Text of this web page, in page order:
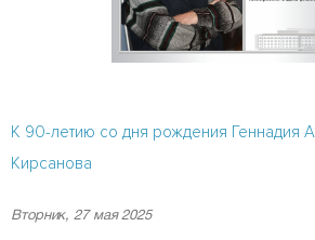
К 90-летию со дня рождения Геннадия
Кирсанова
Вторник, 27 мая 2025